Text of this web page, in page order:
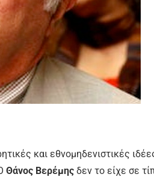
και εθνομηδενιστικές
Θάνος Βερέμης δεν το είχε σε